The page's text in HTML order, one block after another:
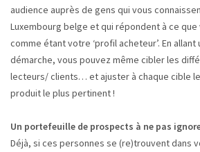
audience auprès de gens qui vous
Luxembourg belge et qui répondent à ce
comme étant votre ‘profil acheteur’. En allant
démarche, vous pouvez même cibler les
lecteurs/ clients… et ajuster à chaque cible
produit le plus pertinent !
Un portefeuille de prospects à ne pas
Déjà, si ces personnes se (re)trouvent dans